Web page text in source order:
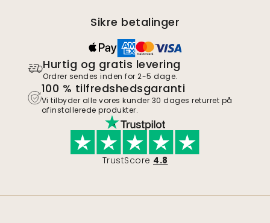
Sikre betalinger
Hurtig og gratis levering
Ordrer sendes inden for 2-5 dage.
100 % tilfredshedsgaranti
Vi tilbyder alle vores kunder 30 dages returret på
afinstallerede produkter.
TrustScore 4.8